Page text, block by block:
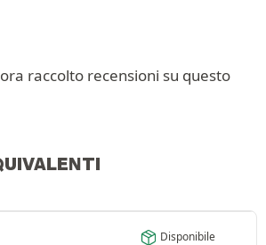
raccolto recensioni su questo
Disponibile